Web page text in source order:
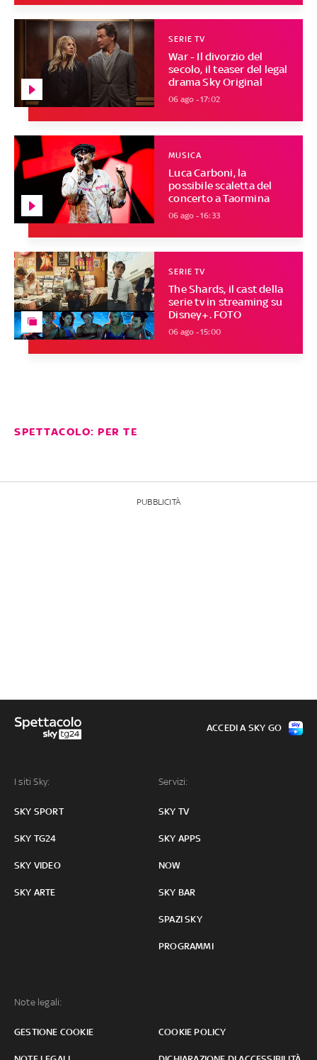
War - Il divorzio del
secolo, il teaser del legal
drama Sky Original
SERIE TV
06 ago - 17:02
Luca Carboni, la
possibile scaletta del
concerto a Taormina
MUSICA
06 ago - 16:33
The Shards, il cast della
serie tv in streaming su
Disney+. FOTO
SERIE TV
06 ago - 15:00
SPETTACOLO: PER TE
PUBBLICITÀ
I siti Sky:
SKY SPORT
SKY TG24
SKY VIDEO
SKY ARTE
Servizi:
SKY TV
SKY APPS
NOW
SKY BAR
SPAZI SKY
PROGRAMMI
Note legali:
GESTIONE COOKIE COOKIE POLICY
ACCEDI A SKY GO